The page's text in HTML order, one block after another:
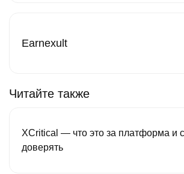
Earnexult
Читайте также
XCritical — что это за платформа и
доверять